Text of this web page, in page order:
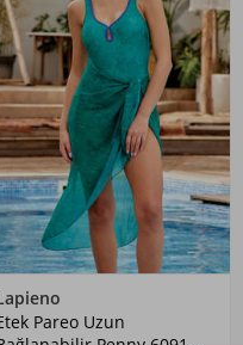
Pareo Uzun